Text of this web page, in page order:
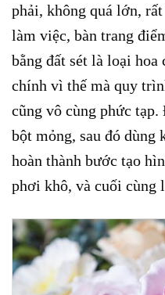
phải, không quá lớn,
làm việc, bàn trang
bằng đất sét là loại
chính vì thế mà quy
cũng vô cùng phức
bột mỏng, sau đó dùng
hoàn thành bước tạo
phơi khô, và cuối cùng